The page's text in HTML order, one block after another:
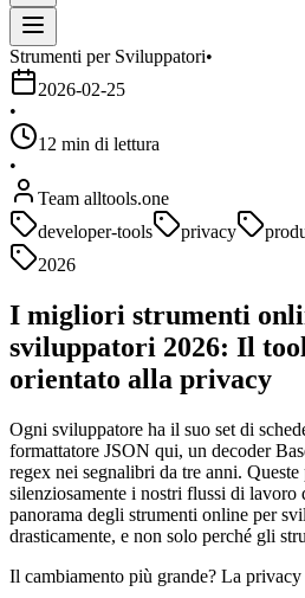
Strumenti per Sviluppatori•
2026-02-25
•
12 min di lettura
•
Team alltools.one
developer-tools
privacy
2026
I migliori strumenti
sviluppatori 2026: Il
orientato alla privacy
Ogni sviluppatore ha il suo set di
formattatore JSON qui, un decoder
regex nei segnalibri da tre anni.
silenziosamente i nostri flussi di
panorama degli strumenti online per
drasticamente, e non solo perché gli
Il cambiamento più grande? La